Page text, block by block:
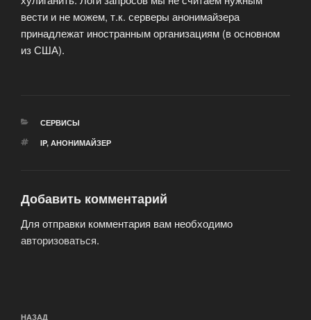
вести и не можем, т.к. серверы анонимайзера
принадлежат иностранным организациям (в основном
из США).
РУБРИКИ
СЕРВИСЫ
МЕТКИ
IP, АНОНИМАЙЗЕР
Добавить комментарий
Для отправки комментария вам необходимо
авторизоваться.
НАЗАД